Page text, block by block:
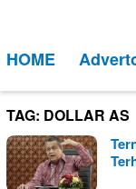
kontenMobile
HOME
TAG: DOLLAR AS